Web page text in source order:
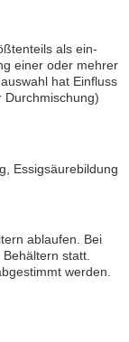
als ein-
einer oder mehrer
hat Einfluss
Durchmischung)
Essigsäurebildung
ablaufen. Bei
statt.
werden.